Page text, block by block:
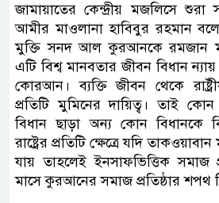
জামায়াতের কেন্দ্রীয় মজলিসে
আমীর মাওলানা হাবিবুর রহমান
মুক্তি সনদ আল কুরআনকে রমজান
এটি বিশ্ব মানবতার জীবন বিধান ন্যায়
কোরআন। ব্যক্তি জীবন থেকে
প্রতিটি মুমিনের দায়িত্ব। তাই
বিধান ছাড়া অন্য কোন বিধানকে
রাষ্ট্রের প্রতিটি ক্ষেত্রে যদি
যায় তাহলেই ইনসাফভিত্তিক সমাজ
মাসে কুরআনের সমাজ প্রতিষ্ঠার শপথ